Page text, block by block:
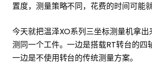
置度，测量策略不同，花费的时间可能
今天就把温泽XO系列三坐标测量机拿出
测同一个工件。一边是搭载RT转台的四
一边是不使用转台的传统测量方案。